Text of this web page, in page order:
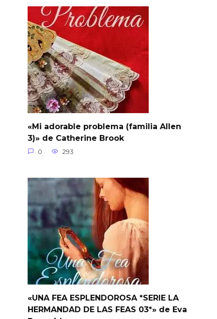
«Mi adorable problema (familia Allen
3)» de Catherine Brook
0 293
«UNA FEA ESPLENDOROSA *SERIE LA
HERMANDAD DE LAS FEAS 03*» de Eva